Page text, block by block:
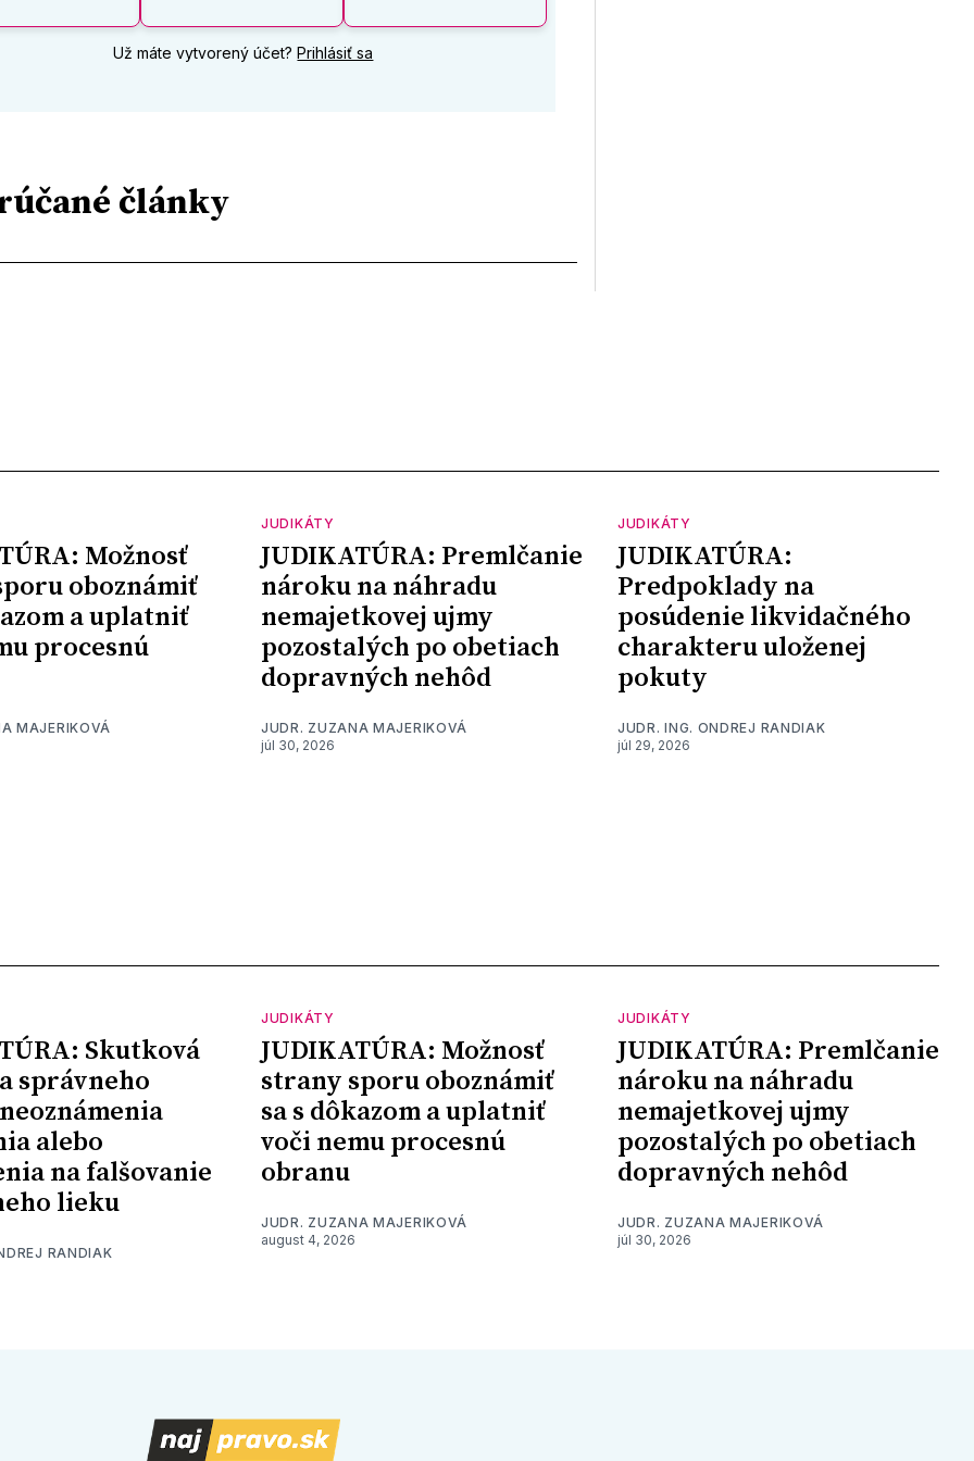
Už máte vytvorený účet?Prihlásiť sa
články
Možnosť
oboznámiť
a uplatniť
procesnú
MAJERIKOVÁ
JUDIKÁTY
JUDIKATÚRA: Premlčanie
nároku na náhradu
nemajetkovej ujmy
pozostalých po obetiach
dopravných nehôd
JUDR. ZUZANA MAJERIKOVÁ
júl 30, 2026
JUDIKÁTY
JUDIKATÚRA:
Predpoklady na
posúdenie likvidačného
charakteru uloženej
pokuty
JUDR. ING. ONDREJ RANDIAK
júl 29, 2026
Skutková
správneho
alebo
na falšovanie
lieku
RANDIAK
JUDIKÁTY
JUDIKATÚRA: Možnosť
strany sporu oboznámiť
sa s dôkazom a uplatniť
voči nemu procesnú
obranu
JUDR. ZUZANA MAJERIKOVÁ
august 4, 2026
JUDIKÁTY
JUDIKATÚRA: Premlčanie
nároku na náhradu
nemajetkovej ujmy
pozostalých po obetiach
dopravných nehôd
JUDR. ZUZANA MAJERIKOVÁ
júl 30, 2026